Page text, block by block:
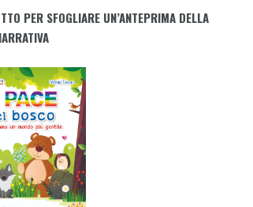
PER SFOGLIARE UN’ANTEPRIMA DELLA